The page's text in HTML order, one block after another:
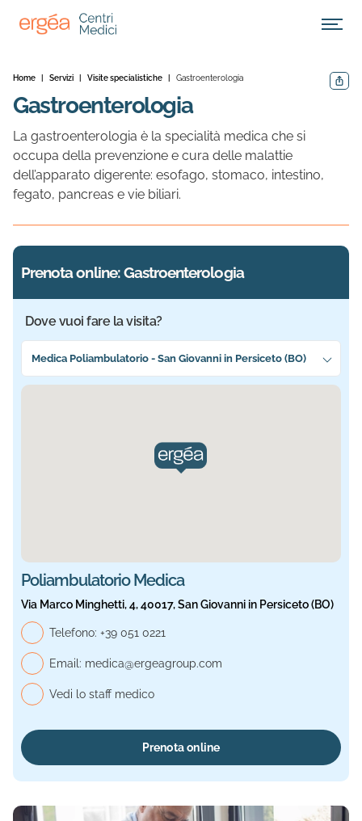
Apri
Home Servizi Visite specialistiche Gastroenterologia
Gastroenterologia
La gastroenterologia è la specialità medica che si
occupa della prevenzione e cura delle malattie
dell’apparato digerente: esofago, stomaco, intestino,
fegato, pancreas e vie biliari.
Prenota online: Gastroenterologia
Dove vuoi fare la visita?
Seleziona la sede più vicina a te
Medica Poliambulatorio - San Giovanni in Persiceto (BO)
Sede selezionata: Medica. Informazioni aggiornate.
Poliambulatorio Medica
Via Marco Minghetti, 4, 40017, San Giovanni in Persiceto (BO)
Telefono: Telefono, Medica
+39 051 0221
Email: medica@ergeagroup.com
Vedi lo staff medico
Prenota online